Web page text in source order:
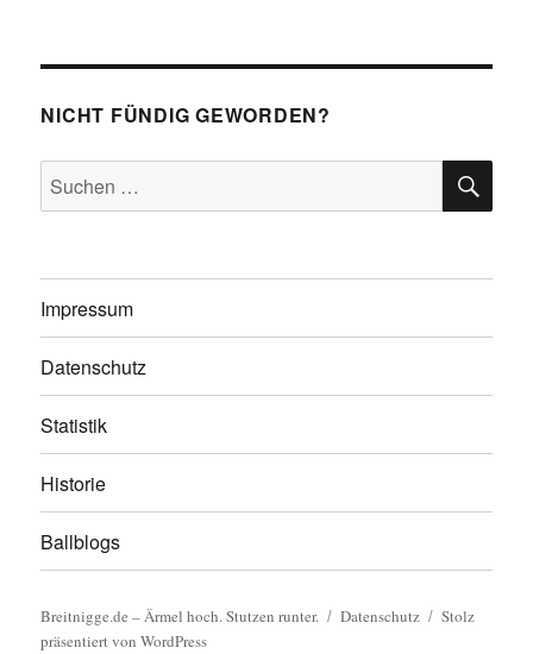
NICHT FÜNDIG GEWORDEN?
Suchen
nach:
Impressum
Datenschutz
Statistik
Historie
Ballblogs
Breitnigge.de – Ärmel hoch. Stutzen runter. Datenschutz
Stolz
präsentiert von WordPress